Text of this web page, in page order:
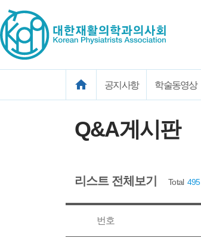
공지사항 학술동영상
Q&A게시판
리스트 전체보기 Total 495
번호